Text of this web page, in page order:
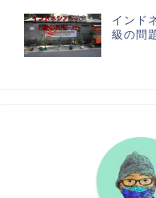
インド
級の問